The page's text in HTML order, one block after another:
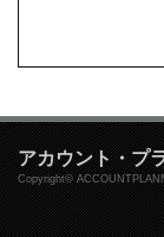
アカウント・プ
Copyright©